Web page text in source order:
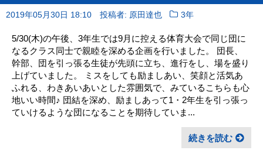
2019年05月30日 18:10 投稿者: 原田達也 3年
5/30(木)の午後、3年生では9月に控える体育大会で同じ団に
なるクラス同士で親睦を深める企画を行いました。 団長、
幹部、団を引っ張る生徒が先頭に立ち、進行をし、場を盛り
上げていました。 ミスをしても励ましあい、笑顔と活気あ
ふれる、わきあいあいとした雰囲気で、みているこちらも心
地いい時間♪ 団結を深め、励ましあって1・2年生を引っ張っ
ていけるような団になることを期待していま...
続きを読む